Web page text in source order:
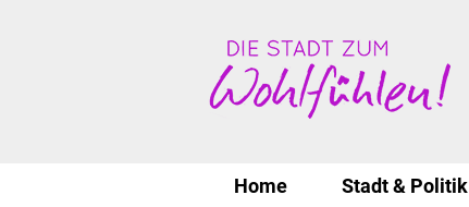
Home Stadt & Politik